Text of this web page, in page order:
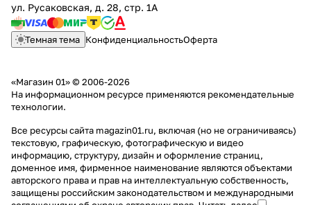
ул. Русаковская, д. 28, стр. 1А
Темная тема КонфиденциальностьОферта
«Магазин 01» © 2006-2026
На информационном ресурсе применяются рекомендательные
технологии.
Все ресурсы сайта magazin01.ru, включая (но не ограничиваясь)
текстовую, графическую, фотографическую и видео
информацию, структуру, дизайн и оформление страниц,
доменное имя, фирменное наименование являются объектами
авторского права и прав на интеллектуальную собственность,
защищены российским законодательством и международными